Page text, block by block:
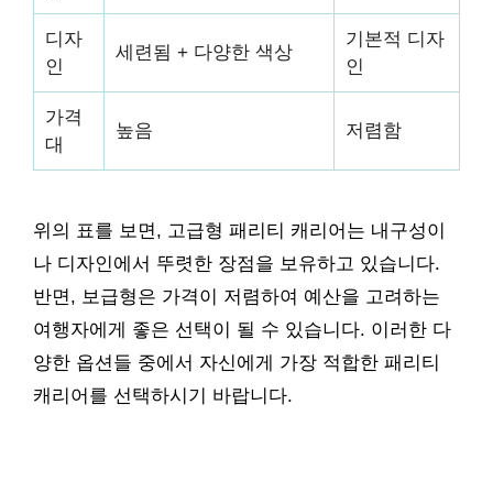
디자
인
세련됨 + 다양한 색상
기본적 디자
인
가격
대
높음 저렴함
위의 표를 보면, 고급형 패리티 캐리어는 내구성이
나 디자인에서 뚜렷한 장점을 보유하고 있습니다.
반면, 보급형은 가격이 저렴하여 예산을 고려하는
여행자에게 좋은 선택이 될 수 있습니다. 이러한 다
양한 옵션들 중에서 자신에게 가장 적합한 패리티
캐리어를 선택하시기 바랍니다.